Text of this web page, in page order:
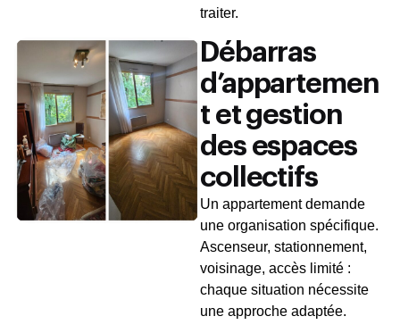
traiter.
Débarras
d’appartemen
t et gestion
des espaces
collectifs
Un appartement demande
une organisation spécifique.
Ascenseur, stationnement,
voisinage, accès limité :
chaque situation nécessite
une approche adaptée.